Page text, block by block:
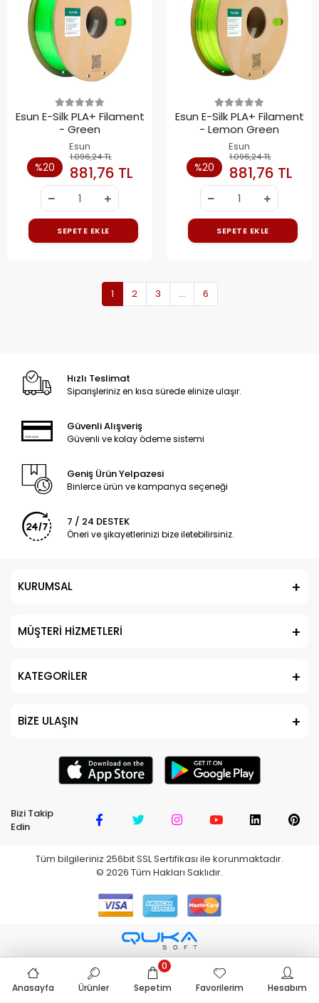
Esun E-Silk PLA+ Filament
- Green
Esun
%20
1.096,24 TL
881,76 TL
SEPETE EKLE
Esun E-Silk PLA+ Filament
- Lemon Green
Esun
%20
1.096,24 TL
881,76 TL
SEPETE EKLE
1 2 3 ... 6
Hızlı Teslimat
Siparişleriniz en kısa sürede elinize ulaşır.
Güvenli Alışveriş
Güvenli ve kolay ödeme sistemi
Geniş Ürün Yelpazesi
Binlerce ürün ve kampanya seçeneği
7 / 24 DESTEK
Öneri ve şikayetlerinizi bize iletebilirsiniz.
KURUMSAL
MÜŞTERİ HİZMETLERİ
KATEGORİLER
BİZE ULAŞIN
Bizi Takip
Edin
Tüm bilgileriniz 256bit SSL Sertifikası ile korunmaktadır.
© 2026 Tüm Hakları Saklıdır.
Anasayfa Ürünler Sepetim
0
Favorilerim
Hesabım